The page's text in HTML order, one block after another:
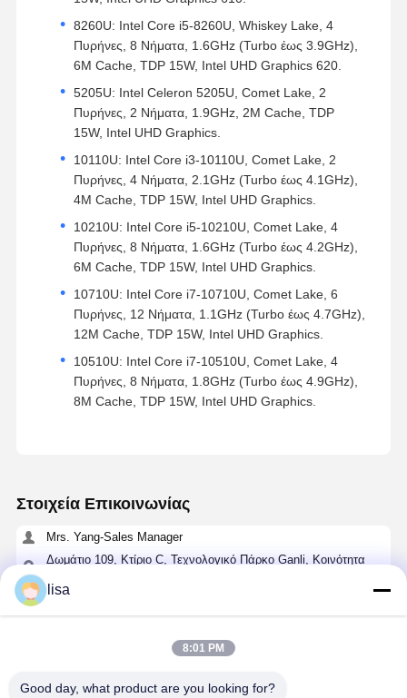
8260U: Intel Core i5-8260U, Whiskey Lake, 4
Πυρήνες, 8 Νήματα, 1.6GHz (Turbo έως 3.9GHz),
6M Cache, TDP 15W, Intel UHD Graphics 620.
5205U: Intel Celeron 5205U, Comet Lake, 2
Πυρήνες, 2 Νήματα, 1.9GHz, 2M Cache, TDP
15W, Intel UHD Graphics.
10110U: Intel Core i3-10110U, Comet Lake, 2
Πυρήνες, 4 Νήματα, 2.1GHz (Turbo έως 4.1GHz),
4M Cache, TDP 15W, Intel UHD Graphics.
10210U: Intel Core i5-10210U, Comet Lake, 4
Πυρήνες, 8 Νήματα, 1.6GHz (Turbo έως 4.2GHz),
6M Cache, TDP 15W, Intel UHD Graphics.
10710U: Intel Core i7-10710U, Comet Lake, 6
Πυρήνες, 12 Νήματα, 1.1GHz (Turbo έως 4.7GHz),
12M Cache, TDP 15W, Intel UHD Graphics.
10510U: Intel Core i7-10510U, Comet Lake, 4
Πυρήνες, 8 Νήματα, 1.8GHz (Turbo έως 4.9GHz),
8M Cache, TDP 15W, Intel UHD Graphics.
Στοιχεία Επικοινωνίας
Mrs. Yang-Sales Manager
Δωμάτιο 109, Κτίριο C, Τεχνολογικό Πάρκο Ganli, Κοινότητα
+86 18902462095
Συνομιλία τώρα
lisa
8:01 PM
Good day, what product are you looking for?